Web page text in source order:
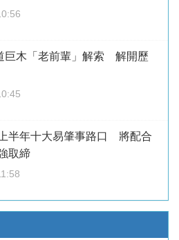
巨木「老前輩」解索 解開歷
半年十大易肇事路口 將配合
取締